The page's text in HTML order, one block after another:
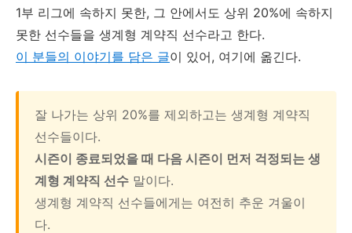
1부 리그에 속하지 못한, 그 안에서도 상위 20%에 속하지
못한 선수들을 생계형 계약직 선수라고 한다.
이 분들의 이야기를 담은 글이 있어, 여기에 옮긴다.
잘 나가는 상위 20%를 제외하고는 생계형 계약직
선수들이다.
시즌이 종료되었을 때 다음 시즌이 먼저 걱정되는 생
계형 계약직 선수 말이다.
생계형 계약직 선수들에게는 여전히 추운 겨울이
다.